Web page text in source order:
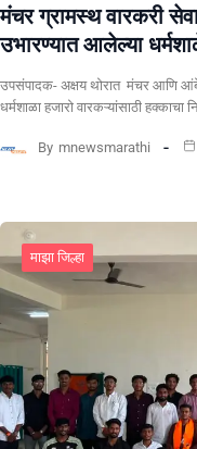
मंचर ग्रामस्थ वारकरी
उभारण्यात आलेल्या
उपसंपादक- अक्षय थोरात मंचर आणि
धर्मशाळा हजारो वारकऱ्यांसाठी हक्काचा
By mnewsmarathi
माझा जिल्हा